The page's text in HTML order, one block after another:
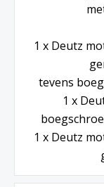
1 x Deutz
tevens
1 x
1 x Deutz